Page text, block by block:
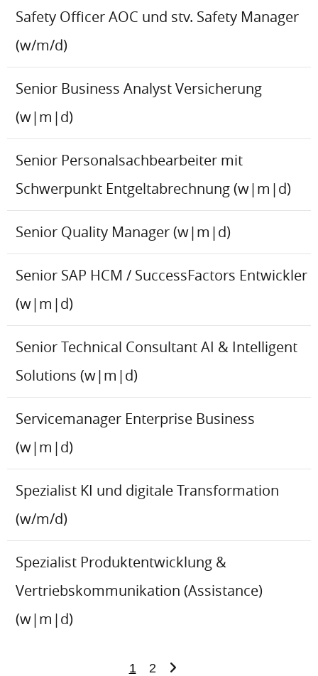
Safety Officer AOC und stv. Safety Manager
(w/m/d)
Senior Business Analyst Versicherung
(w|m|d)
Senior Personalsachbearbeiter mit
Schwerpunkt Entgeltabrechnung (w|m|d)
Senior Quality Manager (w|m|d)
Senior SAP HCM / SuccessFactors Entwickler
(w|m|d)
Senior Technical Consultant AI & Intelligent
Solutions (w|m|d)
Servicemanager Enterprise Business
(w|m|d)
Spezialist KI und digitale Transformation
(w/m/d)
Spezialist Produktentwicklung &
Vertriebskommunikation (Assistance)
(w|m|d)
1 2